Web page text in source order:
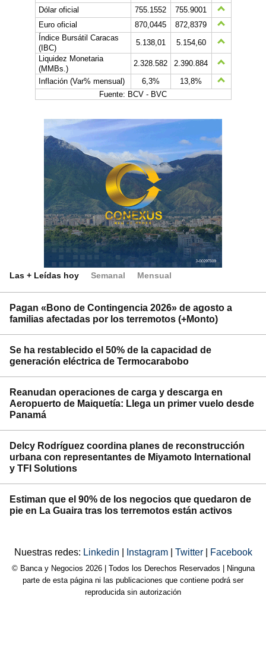
Dólar oficial
755.1552
755.9001
Euro oficial
870,0445
872,8379
Índice Bursátil Caracas
(IBC)
5.138,01
5.154,60
Liquidez Monetaria
(MMBs.)
2.328.582
2.390.884
Inflación (Var% mensual)
6,3%
13,8%
Fuente: BCV - BVC
Las + Leídas hoy Semanal Mensual
Pagan «Bono de Contingencia 2026» de agosto a
familias afectadas por los terremotos (+Monto)
Se ha restablecido el 50% de la capacidad de
generación eléctrica de Termocarabobo
Reanudan operaciones de carga y descarga en
Aeropuerto de Maiquetía: Llega un primer vuelo desde
Panamá
Delcy Rodríguez coordina planes de reconstrucción
urbana con representantes de Miyamoto International
y TFI Solutions
Estiman que el 90% de los negocios que quedaron de
pie en La Guaira tras los terremotos están activos
Nuestras redes: Linkedin Instagram Twitter Facebook
© Banca y Negocios 2026 | Todos los Derechos Reservados | Ninguna
parte de esta página ni las publicaciones que contiene podrá ser
reproducida sin autorización